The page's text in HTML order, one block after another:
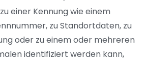
einer Kennung wie einem
zu Standortdaten, zu
oder zu einem oder mehreren
identifiziert werden kann,